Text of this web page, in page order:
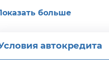
больше
автокредита